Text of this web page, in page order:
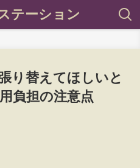
テーション
り替えてほしいと
負担の注意点